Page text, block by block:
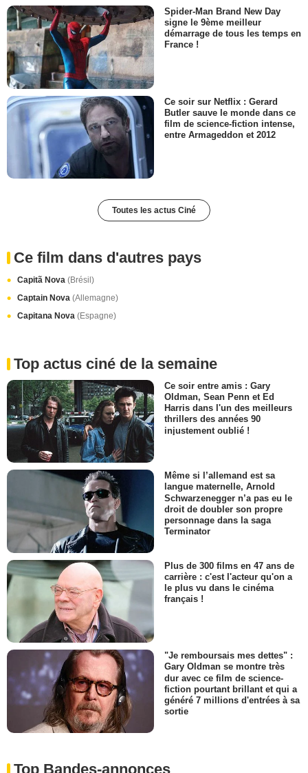
Spider-Man Brand New Day
signe le 9ème meilleur
démarrage de tous les temps en
France !
Ce soir sur Netflix : Gerard
Butler sauve le monde dans ce
film de science-fiction intense,
entre Armageddon et 2012
Toutes les actus Ciné
Ce film dans d'autres pays
Capitã Nova (Brésil)
Captain Nova (Allemagne)
Capitana Nova (Espagne)
Top actus ciné de la semaine
Ce soir entre amis : Gary
Oldman, Sean Penn et Ed
Harris dans l'un des meilleurs
thrillers des années 90
injustement oublié !
Même si l’allemand est sa
langue maternelle, Arnold
Schwarzenegger n’a pas eu le
droit de doubler son propre
personnage dans la saga
Terminator
Plus de 300 films en 47 ans de
carrière : c'est l'acteur qu'on a
le plus vu dans le cinéma
français !
"Je remboursais mes dettes" :
Gary Oldman se montre très
dur avec ce film de science-
fiction pourtant brillant et qui a
généré 7 millions d'entrées à sa
sortie
Top Bandes-annonces